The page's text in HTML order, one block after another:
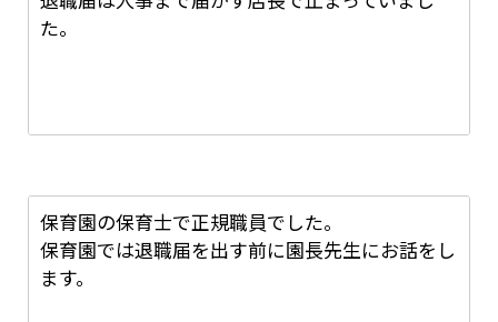
められ、それから半年ほどは働き続けました。
た。
なかなか話が進まなかってので店長を、通さず営
業所のリーダーに直談判を持ちかけ退職の日付が
決まりました。
保育園の保育士で正規職員でした。
保育園では退職届を出す前に園長先生にお話をし
ます。